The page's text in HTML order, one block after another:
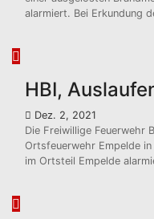
alarmiert. Bei Erkundung
HBI,
Dez. 2, 2021
Die Freiwillige Feuerwehr
Ortsfeuerwehr Empelde
im Ortsteil Empelde